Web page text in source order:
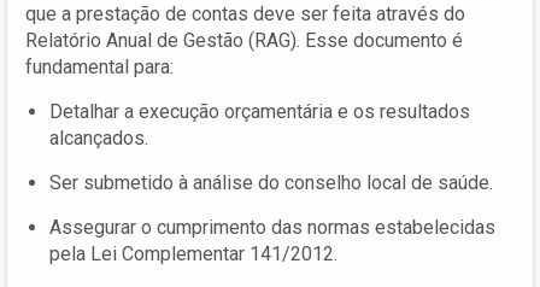
que a prestação de contas deve ser feita através do
Relatório Anual de Gestão (RAG). Esse documento é
fundamental para:
Detalhar a execução orçamentária e os resultados
alcançados.
Ser submetido à análise do conselho local de saúde.
Assegurar o cumprimento das normas estabelecidas
pela Lei Complementar 141/2012.